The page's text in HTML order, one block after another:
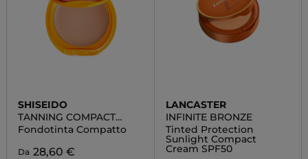
SHISEIDO
TANNING COMPACT
SPF10
Fondotinta Compatto
Da 28,60 €
LANCASTER
INFINITE BRONZE
Tinted Protection
Sunlight Compact
Cream SPF50